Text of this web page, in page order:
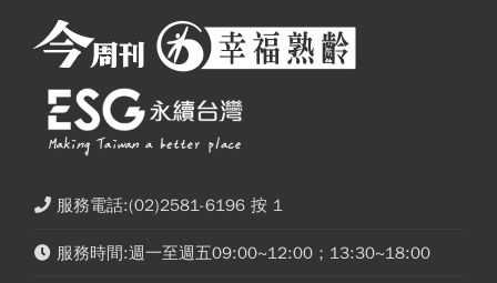
服務電話:(02)2581-6196 按 1
服務時間:週一至週五09:00~12:00；13:30~18:00